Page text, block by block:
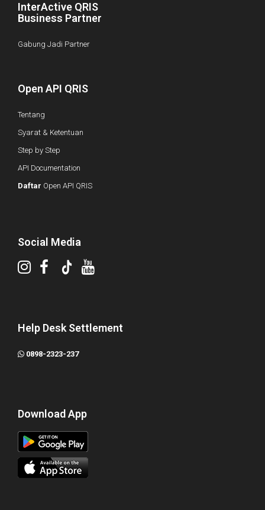
InterActive QRIS
Business Partner
Gabung Jadi Partner
Open API QRIS
Tentang
Syarat & Ketentuan
Step by Step
API Documentation
Daftar Open API QRIS
Social Media
Help Desk Settlement
0898-2323-237
Download App